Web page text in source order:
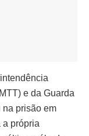
e da Guarda
na prisão em
a própria